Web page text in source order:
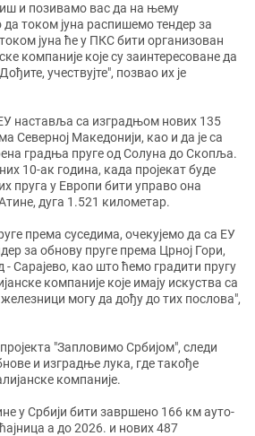
и позивамо вас да на њему
да током јуна распишемо тендер за
јуна ће у ПКС бити организован
компаније које су заинтересоване да
учествујте", позвао их је
наставља са изградњом нових 135
Северној Македонији, као и да је са
градња пруге од Солуна до Скопља.
10-ак година, када пројекат буде
пруга у Европи бити управо она
дуга 1.521 километар.
према суседима, очекујемо да са ЕУ
за обнову пруге према Црној Гори,
- Сарајево, као што ћемо градити пругу
компаније које имају искуства са
могу да дођу до тих послова",
"Запловимо Србијом", следи
и изградње лука, где такође
компаније.
у Србији бити завршено 166 км ауто-
а до 2026. и нових 487